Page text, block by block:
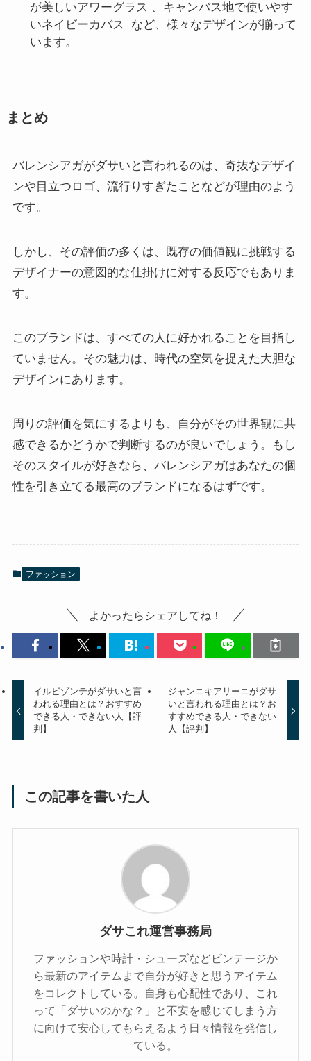
が美しいアワーグラス 、キャンバス地で使いやす
いネイビーカバス など、様々なデザインが揃って
います。
まとめ
バレンシアガがダサいと言われるのは、奇抜なデザイ
ンや目立つロゴ、流行りすぎたことなどが理由のよう
です。
しかし、その評価の多くは、既存の価値観に挑戦する
デザイナーの意図的な仕掛けに対する反応でもありま
す。
このブランドは、すべての人に好かれることを目指し
ていません。その魅力は、時代の空気を捉えた大胆な
デザインにあります。
周りの評価を気にするよりも、自分がその世界観に共
感できるかどうかで判断するのが良いでしょう。もし
そのスタイルが好きなら、バレンシアガはあなたの個
性を引き立てる最高のブランドになるはずです。
ファッション
よかったらシェアしてね！
イルビゾンテがダサいと言
われる理由とは？おすすめ
できる人・できない人【評
判】
ジャンニキアリーニがダサ
いと言われる理由とは？お
すすめできる人・できない
人【評判】
この記事を書いた人
ダサこれ運営事務局
ファッションや時計・シューズなどビンテージか
ら最新のアイテムまで自分が好きと思うアイテム
をコレクトしている。自身も心配性であり、これ
って「ダサいのかな？」と不安を感じてしまう方
に向けて安心してもらえるよう日々情報を発信し
ている。